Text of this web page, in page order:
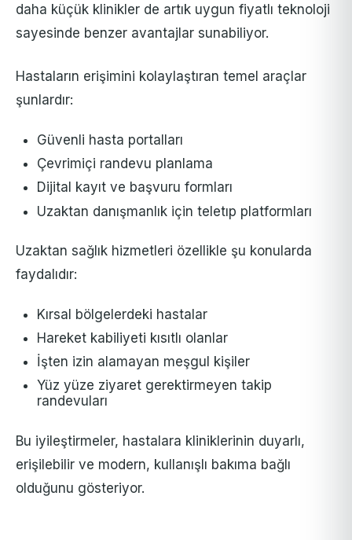
daha küçük klinikler de artık uygun fiyatlı teknoloji
sayesinde benzer avantajlar sunabiliyor.
Hastaların erişimini kolaylaştıran temel araçlar
şunlardır:
Güvenli hasta portalları
Çevrimiçi randevu planlama
Dijital kayıt ve başvuru formları
Uzaktan danışmanlık için teletıp platformları
Uzaktan sağlık hizmetleri özellikle şu konularda
faydalıdır:
Kırsal bölgelerdeki hastalar
Hareket kabiliyeti kısıtlı olanlar
İşten izin alamayan meşgul kişiler
Yüz yüze ziyaret gerektirmeyen takip
randevuları
Bu iyileştirmeler, hastalara kliniklerinin duyarlı,
erişilebilir ve modern, kullanışlı bakıma bağlı
olduğunu gösteriyor.